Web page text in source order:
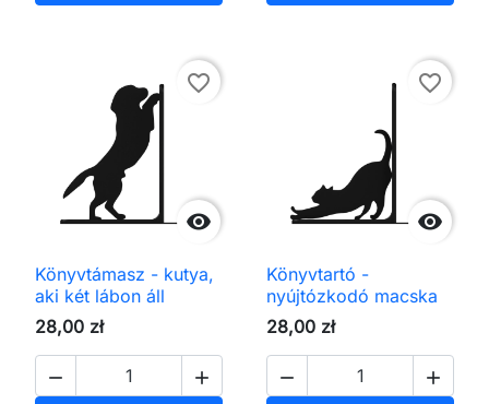

favorite_border
Könyvtámasz - kutya,
aki két lábon áll
28,00 zł
 

favorite_border
Könyvtartó -
nyújtózkodó macska
28,00 zł
 